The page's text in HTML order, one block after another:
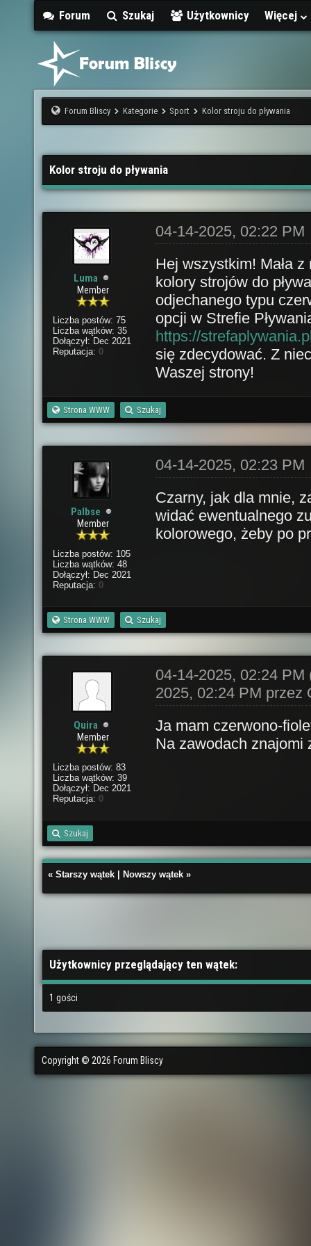
Forum Szukaj Użytkownicy Więcej
Forum Bliscy Kategorie Sport Kolor stroju do pływania
Kolor stroju do pływania
Luma
Member
Liczba postów: 75
Liczba wątków: 35
Dołączył: Dec 2021
Reputacja: 0
04-14-2025, 02:22 PM
Hej wszystkim! Mała
kolory strojów do
odjechanego typu
opcji w Strefie
https://
się zdecydować. Z
Waszej strony!
Strona WWW Szukaj
Palbse
Member
Liczba postów: 105
Liczba wątków: 48
Dołączył: Dec 2021
Reputacja: 0
04-14-2025, 02:23 PM
Czarny, jak dla mnie,
widać ewentualnego
kolorowego, żeby po
Strona WWW Szukaj
Quira
Member
Liczba postów: 83
Liczba wątków: 39
Dołączył: Dec 2021
Reputacja: 0
04-14-2025, 02:24 PM
2025, 02:24 PM przez
Ja mam czerwono-
Na zawodach znajomi
Szukaj
« Starszy wątek Nowszy wątek »
Użytkownicy przeglądający ten wątek:
1 gości
Copyright © 2026 Forum Bliscy